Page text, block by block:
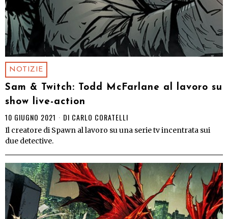
NOTIZIE
Sam & Twitch: Todd McFarlane al lavoro su
show live-action
10 GIUGNO 2021 DI CARLO CORATELLI
Il creatore di Spawn al lavoro su una serie tv incentrata sui
due detective.